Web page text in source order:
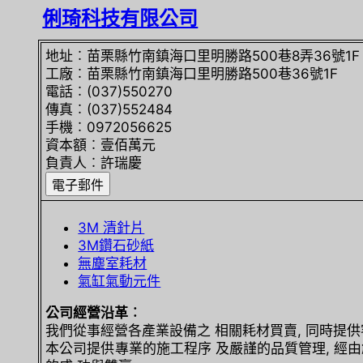
俐琦科技有限公司
地址︰苗栗縣竹南鎮海口里明勝路500巷8弄36號1F
工廠︰苗栗縣竹南鎮海口里明勝路500巷36號1F
電話︰(037)550270
傳真︰(037)552484
手機︰0972056625
資本額︰壹佰萬元
負責人︰許瑞慶
3M 清針片
3M鑽石砂紙
無塵室耗材
氣缸氣動元件
公司經營沿革︰
我們從事經營各產業設備之 相關耗材買賣, 同時提
本公司提供專業的施工程序 及嚴謹的品質管理, 經